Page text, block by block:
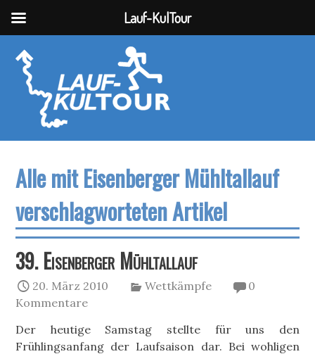
Alle mit Eisenberger Mühltallauf
verschlagworteten Artikel
39. Eisenberger Mühltallauf
20. März 2010 Wettkämpfe
0
Kommentare
Der heutige Samstag stellte für uns den
Frühlingsanfang der Laufsaison dar. Bei wohligen
Lauf-KulTour